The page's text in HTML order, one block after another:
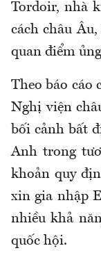
Tordoir, nhà
cách châu
quan điểm
Theo báo cáo
Nghị viện
bối cảnh bất
Anh trong
khoản quy
xin gia nhập
nhiều khả
quốc hội.